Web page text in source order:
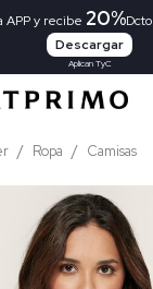
APP y recibe 20%
Descargar
Aplican TyC
Ropa Camisas